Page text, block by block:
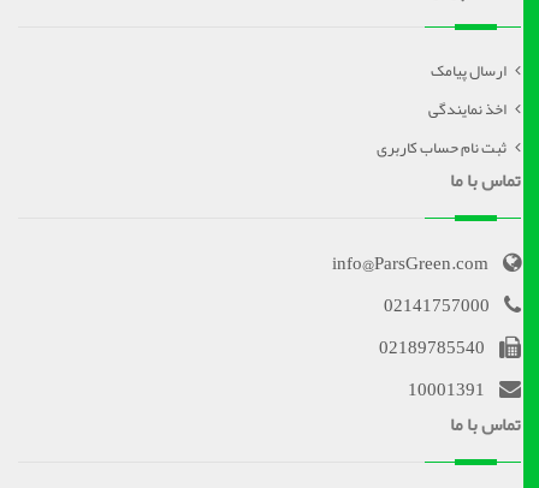
ارسال پیامک
اخذ نمایندگی
ثبت نام حساب کاربری
تماس با ما
info@ParsGreen.com
02141757000
02189785540
10001391
تماس با ما